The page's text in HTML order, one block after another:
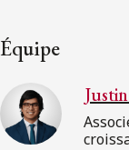
Équipe